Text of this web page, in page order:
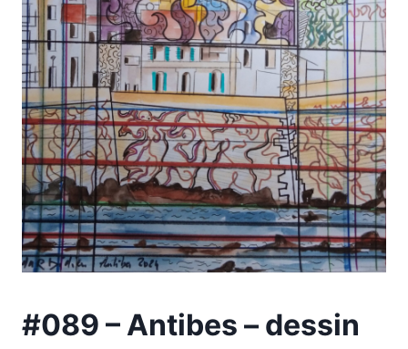
#089 – Antibes – dessin